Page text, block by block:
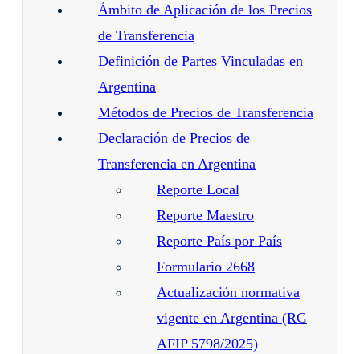
Ámbito de Aplicación de los Precios
de Transferencia
Definición de Partes Vinculadas en
Argentina
Métodos de Precios de Transferencia
Declaración de Precios de
Transferencia en Argentina
Reporte Local
Reporte Maestro
Reporte País por País
Formulario 2668
Actualización normativa
vigente en Argentina (RG
AFIP 5798/2025)